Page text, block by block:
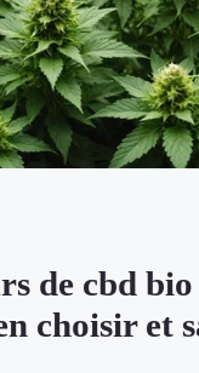
de cbd
choisir et